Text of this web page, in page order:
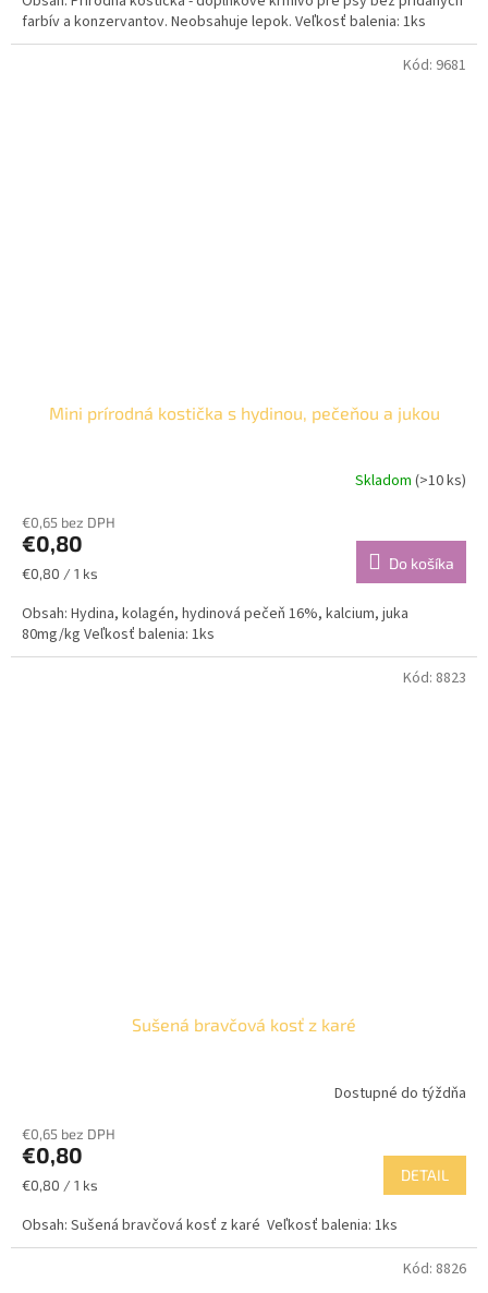
farbív a konzervantov. Neobsahuje lepok. Veľkosť balenia: 1ks
Mini prírodná kostička s hydinou, pečeňou a jukou
Skladom (>10 ks)
€0,65 bez DPH
€0,80
Jednotková
€0,80 / 1 ks
Do košíka
Obsah: Hydina, kolagén, hydinová pečeň 16%, kalcium, juka
80mg/kg Veľkosť balenia: 1ks
Kód: 9681
Sušená bravčová kosť z karé
Dostupné do týždňa
€0,65 bez DPH
€0,80
Jednotková
€0,80 / 1 ks
DETAIL
Obsah: Sušená bravčová kosť z karé Veľkosť balenia: 1ks
Kód: 8823
Kód: 8826